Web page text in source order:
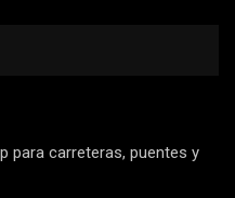
para carreteras, puentes y